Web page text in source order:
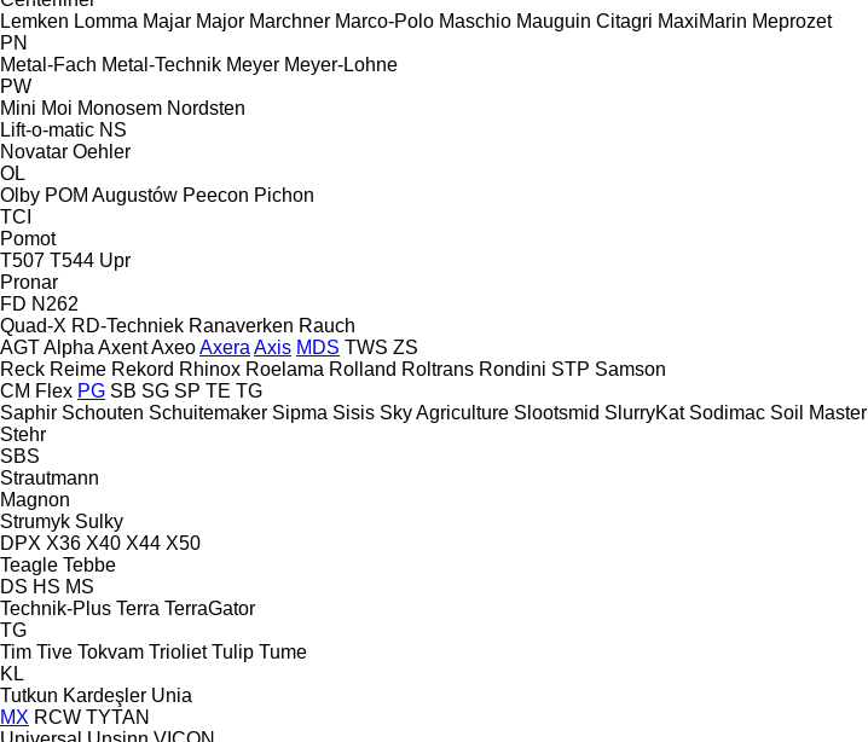
Lemken Lomma Majar Major Marchner Marco-Polo Maschio Mauguin Citagri MaxiMarin Meprozet
PN
Metal-Fach Metal-Technik Meyer Meyer-Lohne
PW
Mini Moi Monosem Nordsten
Lift-o-matic NS
Novatar Oehler
OL
Olby POM Augustów Peecon Pichon
TCI
Pomot
T507 T544 Upr
Pronar
FD N262
Quad-X RD-Techniek Ranaverken Rauch
AGTAlpha AxentAxeoAxera Axis MDS TWS ZS
Reck Reime Rekord Rhinox Roelama Rolland Roltrans Rondini STP Samson
CM Flex PG SB SG SP TE TG
Saphir Schouten Schuitemaker Sipma Sisis Sky Agriculture Slootsmid SlurryKat Sodimac Soil Master
Stehr
SBS
Strautmann
Magnon
Strumyk Sulky
DPX X36 X40 X44 X50
Teagle Tebbe
DS HS MS
Technik-Plus Terra TerraGator
TG
Tim Tive Tokvam Trioliet Tulip Tume
KL
Tutkun Kardeşler Unia
MX RCW TYTAN